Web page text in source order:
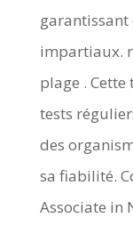
impartiaux.
plage . Cette
tests
des
sa fiabilité.
Associate in